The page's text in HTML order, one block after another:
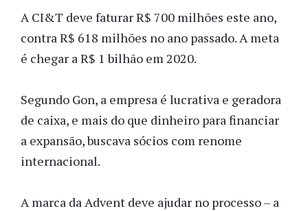
A CI&T deve faturar R$ 700 milhões este ano,
contra R$ 618 milhões no ano passado. A meta
é chegar a R$ 1 bilhão em 2020.
Segundo Gon, a empresa é lucrativa e geradora
de caixa, e mais do que dinheiro para financiar
a expansão, buscava sócios com renome
internacional.
A marca da Advent deve ajudar no processo – a